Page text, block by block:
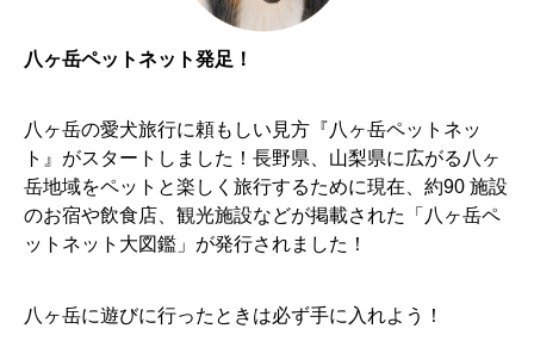
八ヶ岳ペットネット発足！
八ヶ岳の愛犬旅行に頼もしい見方『八ヶ岳ペットネッ
ト』がスタートしました！長野県、山梨県に広がる八ヶ
岳地域をペットと楽しく旅行するために現在、約90 施設
のお宿や飲食店、観光施設などが掲載された「八ヶ岳ペ
ットネット大図鑑」が発行されました！
八ヶ岳に遊びに行ったときは必ず手に入れよう！